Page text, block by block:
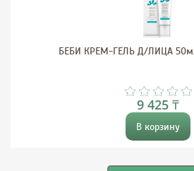
БЕБИ КРЕМ-ГЕЛЬ Д/ЛИЦА
9 425 ₸
В корзину